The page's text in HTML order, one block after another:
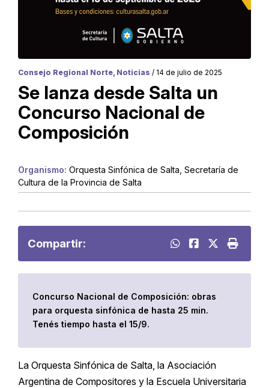
Consejo Regional Norte, Noticias / 14 de julio de 2025
Se lanza desde Salta un
Concurso Nacional de
Composición
Organismo: Orquesta Sinfónica de Salta, Secretaría de
Cultura de la Provincia de Salta
Compartir:
Concurso Nacional de Composición: obras
para orquesta sinfónica de hasta 25 min.
Tenés tiempo hasta el 15/9.
La Orquesta Sinfónica de Salta, la Asociación
Argentina de Compositores y la Escuela Universitaria